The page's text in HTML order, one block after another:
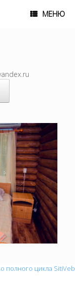
МЕНЮ
полного цикла SitiVeb